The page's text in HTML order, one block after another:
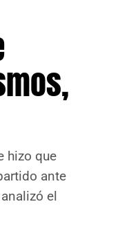
hizo que
ante
el